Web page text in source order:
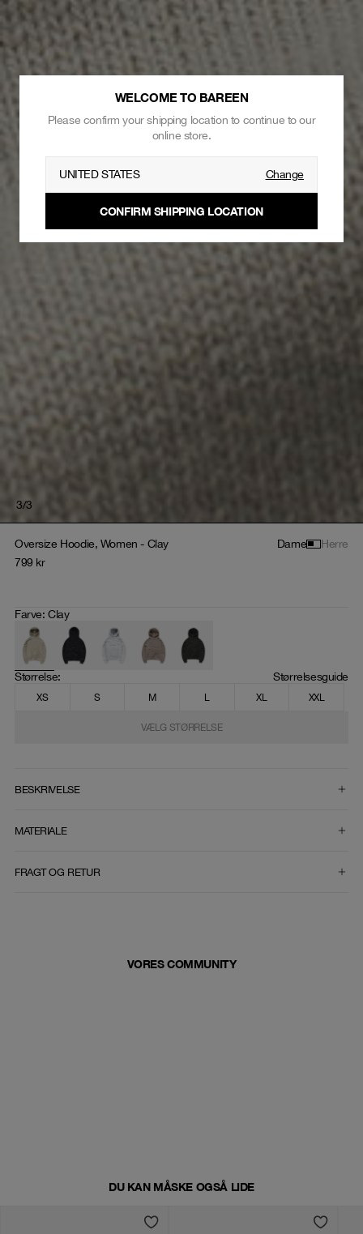
3/3
Oversize Hoodie, Women - Clay Dame
Herre
799 kr
Farve:Clay
Størrelse: Størrelsesguide
XS S M L XL XXL
VÆLG STØRRELSE
BESKRIVELSE
MATERIALE
FRAGT OG RETUR
VORES COMMUNITY
DU KAN MÅSKE OGSÅ LIDE
WELCOME TO BAREEN
Please confirm your shipping location to continue to our
online store.
UNITED STATES Change
CONFIRM SHIPPING LOCATION